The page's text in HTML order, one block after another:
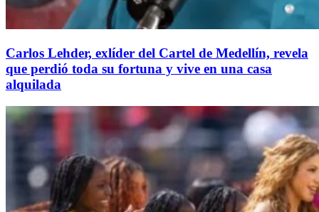
Carlos Lehder, exlíder del Cartel de Medellín, revela
que perdió toda su fortuna y vive en una casa
alquilada